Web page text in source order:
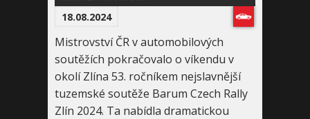
18.08.2024
Mistrovství ČR v automobilových
soutěžích pokračovalo o víkendu v
okolí Zlína 53. ročníkem nejslavnější
tuzemské soutěže Barum Czech Rally
Zlín 2024. Ta nabídla dramatickou